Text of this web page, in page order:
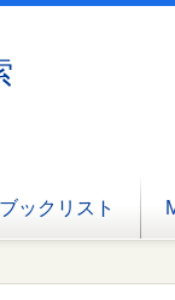
ブックリスト